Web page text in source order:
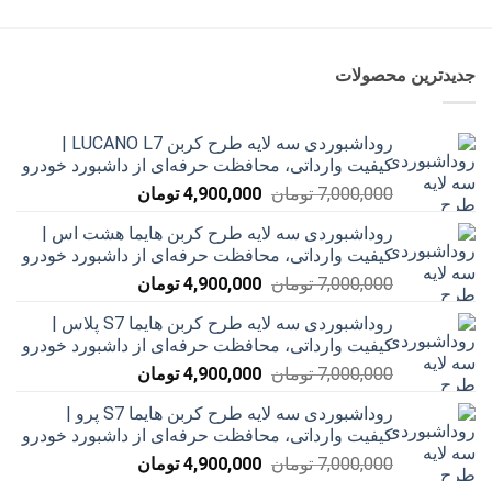
جدیدترین محصولات
روداشبوردی سه‌ لایه طرح کربن LUCANO L7 |
کیفیت وارداتی، محافظت حرفه‌ای از داشبورد خودرو
7,000,000 تومان قیمت
7,000,000 تومان
بود.
4,900,000 تومانقیمت
4,900,000 تومان
است.
روداشبوردی سه‌ لایه طرح کربن هایما هشت اس |
کیفیت وارداتی، محافظت حرفه‌ای از داشبورد خودرو
7,000,000 تومان قیمت
7,000,000 تومان
بود.
4,900,000 تومانقیمت
4,900,000 تومان
است.
روداشبوردی سه‌ لایه طرح کربن هایما S7 پلاس |
کیفیت وارداتی، محافظت حرفه‌ای از داشبورد خودرو
7,000,000 تومان قیمت
7,000,000 تومان
بود.
4,900,000 تومانقیمت
است.
روداشبوردی سه‌ لایه طرح کربن هایما S7 پرو |
کیفیت وارداتی، محافظت حرفه‌ای از داشبورد خودرو
7,000,000 تومان قیمت
4,900,000 تومانقیمت